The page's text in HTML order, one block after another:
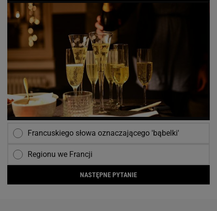
Francuskiego słowa oznaczającego 'bąbelki'
Regionu we Francji
NASTĘPNE PYTANIE